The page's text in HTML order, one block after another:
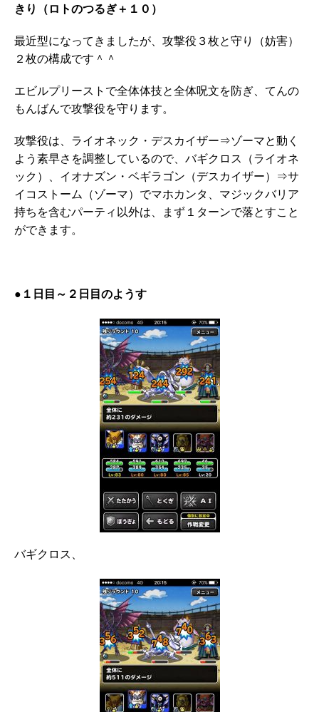
きり（ロトのつるぎ＋１０）
最近型になってきましたが、攻撃役３枚と守り（妨害）
２枚の構成です＾＾
エビルプリーストで全体体技と全体呪文を防ぎ、てんの
もんばんで攻撃役を守ります。
攻撃役は、ライオネック・デスカイザー⇒ゾーマと動く
よう素早さを調整しているので、バギクロス（ライオネ
ック）、イオナズン・ベギラゴン（デスカイザー）⇒サ
イコストーム（ゾーマ）でマホカンタ、マジックバリア
持ちを含むパーティ以外は、まず１ターンで落とすこと
ができます。
●１日目～２日目のようす
バギクロス、